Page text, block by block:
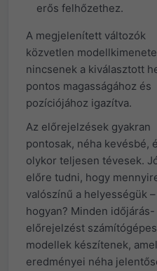
erős felhőzethez.
A megjelenített változók
közvetlen
nincsenek a kiválasztott
pontos magasságához és
pozíciójához igazítva.
Az előrejelzések gyakran
pontosak, néha kevésbé,
olykor teljesen tévesek.
előre tudni, hogy
valószínű a helyességük
hogyan? Minden időjárás-
előrejelzést számítógépes
modellek készítenek,
eredményei néha